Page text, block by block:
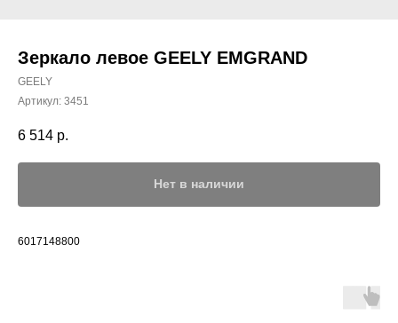
Зеркало левое GEELY EMGRAND
GEELY
Артикул: 3451
6 514 р.
Нет в наличии
6017148800